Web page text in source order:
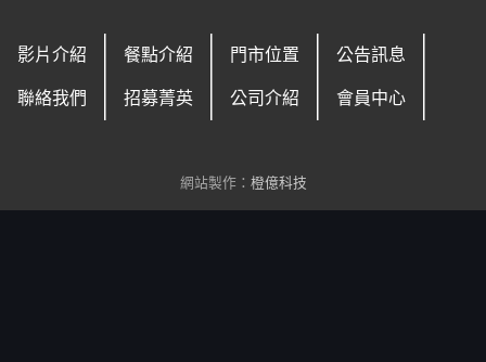
去敲定看片時間
影片介紹 餐點介紹 門市位置 公告訊息
聯絡我們 招募菁英 公司介紹 會員中心
網站製作： 橙億科技